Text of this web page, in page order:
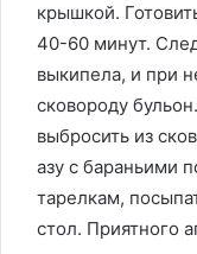
крышкой.
40-60 минут.
выкипела, и при
сковороду
выбросить из
азу с бараньими
тарелкам,
стол. Приятного